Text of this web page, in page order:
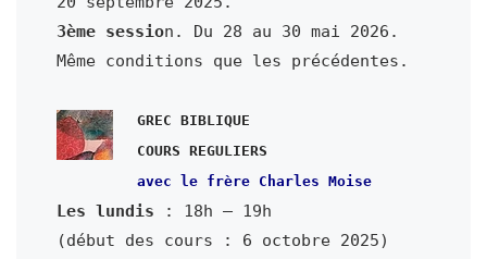
3ème session. Du 28 au 30 mai 2026.
Même conditions que les précédentes.
GREC BIBLIQUE
Les lundis : 18h – 19h